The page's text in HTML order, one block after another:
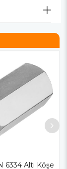
6334 Altı Köşe